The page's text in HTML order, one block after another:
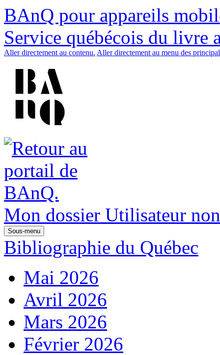
BAnQ pour appareils
Service québécois du livre
Aller directement au contenu. Aller directement au menu des
Mon dossier Utilisateur
Sous-menu
Bibliographie du Québec
Mai 2026
Avril 2026
Mars 2026
Février 2026